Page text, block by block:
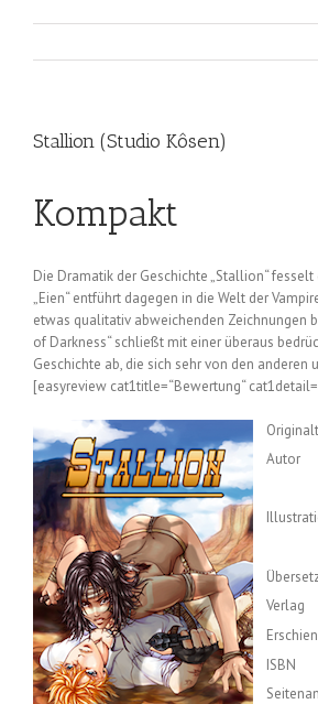
Stallion (Studio Kôsen)
Kompakt
Die Dramatik der Geschichte „Stallion“ fesselt
„Eien“ entführt dagegen in die Welt der
etwas qualitativ abweichenden Zeichnungen
of Darkness“ schließt mit einer überaus
Geschichte ab, die sich sehr von den anderen
[easyreview cat1title=“Bewertung“
Autor
Verlag
ISBN